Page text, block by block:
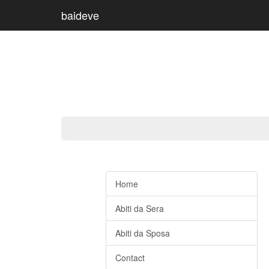
baideve
Home
Abiti da Sera
Abiti da Sposa
Contact